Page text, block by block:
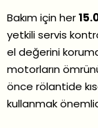
Bakım için her
yetkili servis
el değerini
motorların
önce rölantide
kullanmak